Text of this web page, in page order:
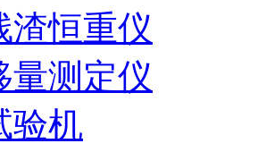
渣恒重仪
量测定仪
验机